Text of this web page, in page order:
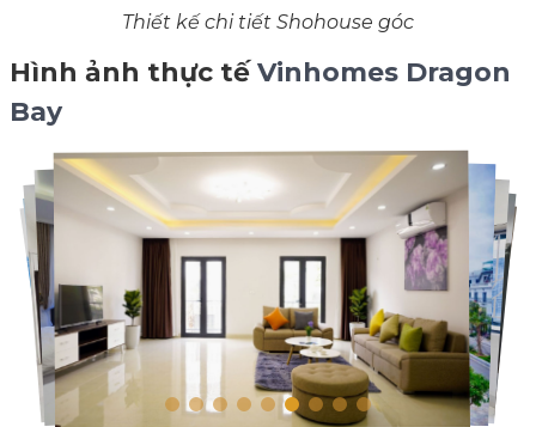
Thiết kế chi tiết Shohouse góc
Hình ảnh thực tếVinhomes Dragon
Bay